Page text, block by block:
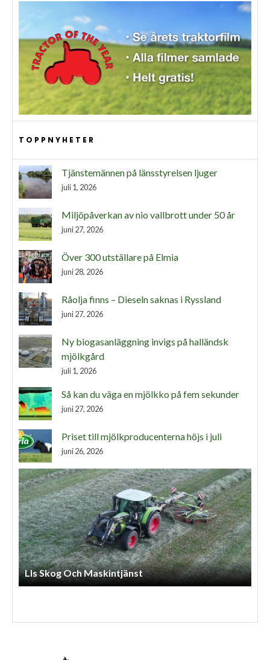
TOPPNYHETER
Tjänstemännen på länsstyrelsen ljuger
juli 1, 2026
Miljöpåverkan av nio vallbrott under 50 år
juni 27, 2026
Över 300 utställare på Elmia
juni 28, 2026
Råolja finns – Dieseln saknas i Ryssland
juni 27, 2026
Ny biogasanläggning invigs på halländsk
mjölkgård
juli 1, 2026
Så kan du väga en mjölkko på fem sekunder
juni 27, 2026
Priset till mjölkproducenterna höjs i juli
juni 26, 2026
Lls Skog Och Maskintjänst